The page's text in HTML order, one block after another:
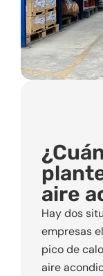
aire
Hay dos
empresas
pico de
aire